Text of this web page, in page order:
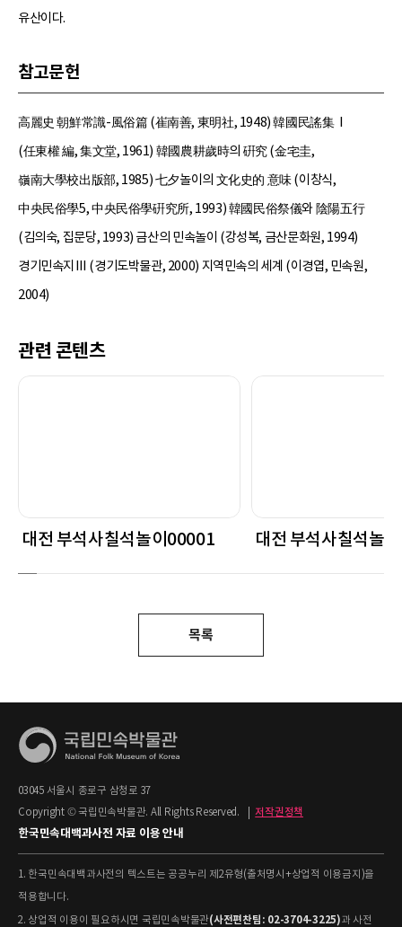
유산이다.
참고문헌
高麗史 朝鮮常識-風俗篇 (崔南善, 東明社, 1948) 韓國民謠集Ⅰ
(任東權 編, 集文堂, 1961) 韓國農耕歲時의 硏究 (金宅圭,
嶺南大學校出版部, 1985) 七夕놀이의 文化史的 意味 (이창식,
中央民俗學5, 中央民俗學硏究所, 1993) 韓國民俗祭儀와 陰陽五行
(김의숙, 집문당, 1993) 금산의 민속놀이 (강성복, 금산문화원, 1994)
경기민속지Ⅲ (경기도박물관, 2000) 지역민속의 세계 (이경엽, 민속원,
2004)
관련 콘텐츠
대전 부석사칠석놀이00001 대전 부석사칠석놀
목록
03045 서울시 종로구 삼청로 37
Copyright © 국립민속박물관. All Rights Reserved.
저작권정책
한국민속대백과사전 자료 이용 안내
1. 한국민속대백과사전의 텍스트는 공공누리 제2유형(출처명시+상업적 이용금지)을
적용합니다.
2. 상업적 이용이 필요하시면 국립민속박물관(사전편찬팀: 02-3704-3225)과 사전